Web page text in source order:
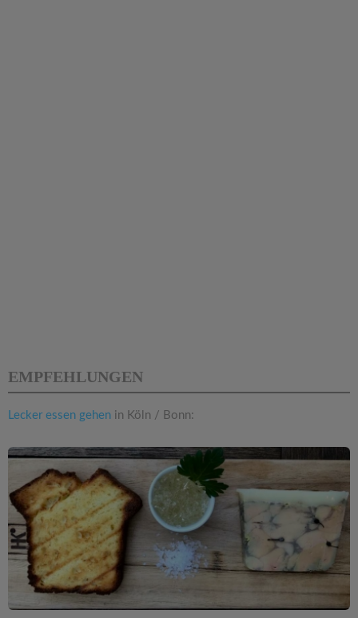
EMPFEHLUNGEN
Lecker essen gehen in Köln / Bonn: